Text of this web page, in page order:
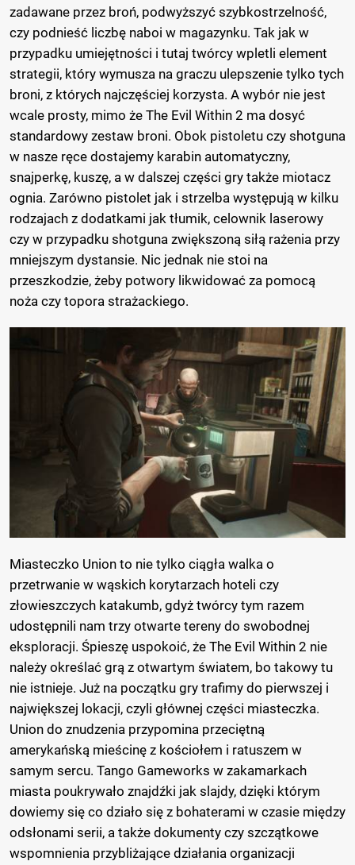
zadawane przez broń, podwyższyć szybkostrzelność,
czy podnieść liczbę naboi w magazynku. Tak jak w
przypadku umiejętności i tutaj twórcy wpletli element
strategii, który wymusza na graczu ulepszenie tylko tych
broni, z których najczęściej korzysta. A wybór nie jest
wcale prosty, mimo że The Evil Within 2 ma dosyć
standardowy zestaw broni. Obok pistoletu czy shotguna
w nasze ręce dostajemy karabin automatyczny,
snajperkę, kuszę, a w dalszej części gry także miotacz
ognia. Zarówno pistolet jak i strzelba występują w kilku
rodzajach z dodatkami jak tłumik, celownik laserowy
czy w przypadku shotguna zwiększoną siłą rażenia przy
mniejszym dystansie. Nic jednak nie stoi na
przeszkodzie, żeby potwory likwidować za pomocą
noża czy topora strażackiego.
Miasteczko Union to nie tylko ciągła walka o
przetrwanie w wąskich korytarzach hoteli czy
złowieszczych katakumb, gdyż twórcy tym razem
udostępnili nam trzy otwarte tereny do swobodnej
eksploracji. Śpieszę uspokoić, że The Evil Within 2 nie
należy określać grą z otwartym światem, bo takowy tu
nie istnieje. Już na początku gry trafimy do pierwszej i
największej lokacji, czyli głównej części miasteczka.
Union do znudzenia przypomina przeciętną
amerykańską mieścinę z kościołem i ratuszem w
samym sercu. Tango Gameworks w zakamarkach
miasta poukrywało znajdźki jak slajdy, dzięki którym
dowiemy się co działo się z bohaterami w czasie między
odsłonami serii, a także dokumenty czy szczątkowe
wspomnienia przybliżające działania organizacji